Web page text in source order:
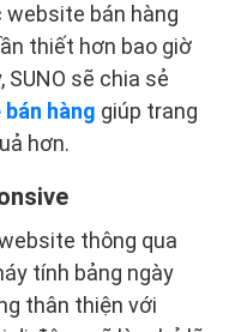
website bán hàng
thiết hơn bao giờ
SUNO sẽ chia sẻ
bán hàng giúp trang
hơn.
thông qua
tính bảng ngày
thân thiện với